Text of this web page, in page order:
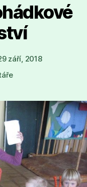
září, 2018
u
Infocentrum